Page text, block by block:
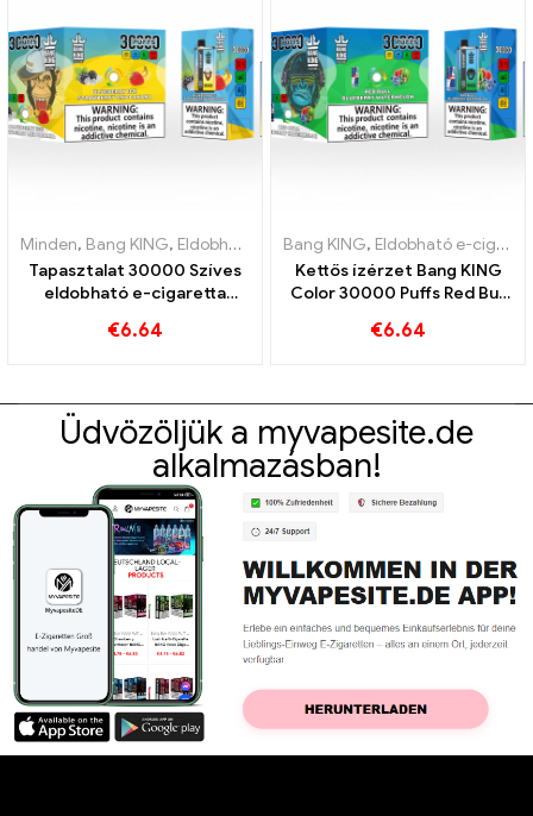
Minden, Bang KING, Eldobható e-cigaretta Litvánia ,Eldobható e-
Tapasztalat 30000 Szíves
eldobható e-cigaretta
Ice találkozik az eper
€6.64
Bang KING, Eldobható e-cigaretta
Kettős ízérzet Bang KING
Color 30000 Puffs Red Bull
30000 Szívja az eldobható
€6.64
Üdvözöljük a myvapesite.de
alkalmazásban!